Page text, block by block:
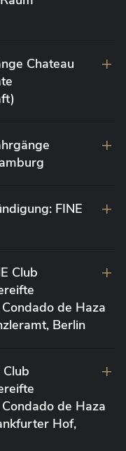
Chateau
FINE
Club
de Haza
Berlin
Club
de Haza
Hof,